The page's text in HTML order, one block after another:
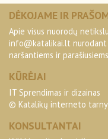
DĖKOJAME IR
Apie visus nuorodų
info@katalikai.lt nurodant
naršantiems ir
KŪRĖJAI
IT Sprendimas ir dizainas
© Katalikų interneto
KONSULTANTAI